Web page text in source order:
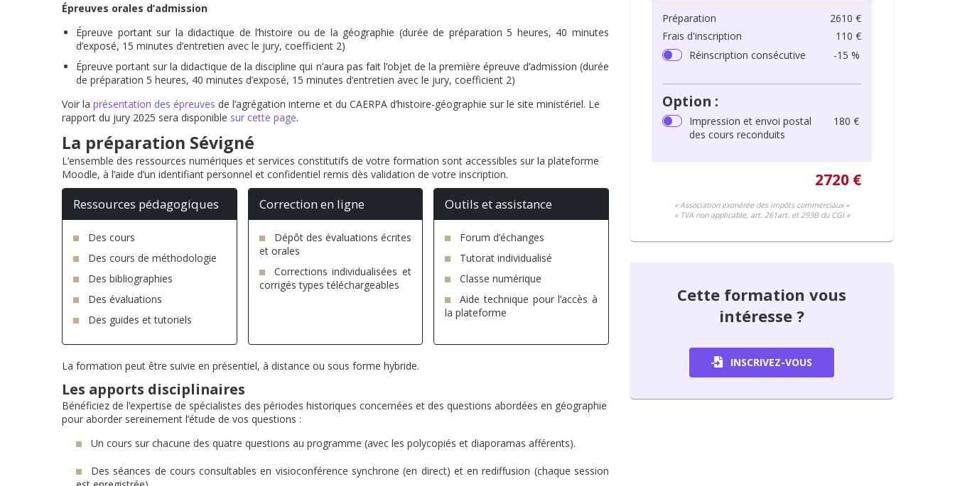
Épreuves orales d’admission
Épreuve portant sur la didactique de l’histoire ou de la géographie (durée de préparation 5 heures, 40 minutes
d’exposé, 15 minutes d’entretien avec le jury, coefficient 2)
Épreuve portant sur la didactique de la discipline qui n’aura pas fait l’objet de la première épreuve d’admission (durée
de préparation 5 heures, 40 minutes d’exposé, 15 minutes d’entretien avec le jury, coefficient 2)
Voir la présentation des épreuves de l’agrégation interne et du CAERPA d’histoire-géographie sur le site ministériel. Le
rapport du jury 2025 sera disponible sur cette page.
La préparation Sévigné
L’ensemble des ressources numériques et services constitutifs de votre formation sont accessibles sur la plateforme
Moodle, à l’aide d’un identifiant personnel et confidentiel remis dès validation de votre inscription.
Ressources pédagogiques
Des cours
Des cours de méthodologie
Des bibliographies
Des évaluations
Des guides et tutoriels
Correction en ligne
Dépôt des évaluations écrites
et orales
Corrections individualisées et
corrigés types téléchargeables
Outils et assistance
Forum d’échanges
Tutorat individualisé
Classe numérique
Aide technique pour l’accès à
la plateforme
La formation peut être suivie en présentiel, à distance ou sous forme hybride.
Les apports disciplinaires
Bénéficiez de l’expertise de spécialistes des périodes historiques concernées et des questions abordées en géographie
pour aborder sereinement l’étude de vos questions :
Un cours sur chacune des quatre questions au programme (avec les polycopiés et diaporamas afférents).
Des séances de cours consultables en visioconférence synchrone (en direct) et en rediffusion (chaque session
Préparation
2610 €
Frais d'inscription
110 €
Réinscription consécutive
-15 %
Option :
Impression et envoi postal
des cours reconduits
180 €
2720 €
« Association exonérée des impôts commerciaux »
« TVA non applicable, art. 261art. et 293B du CGI »
Cette formation vous
intéresse ?
INSCRIVEZ-VOUS